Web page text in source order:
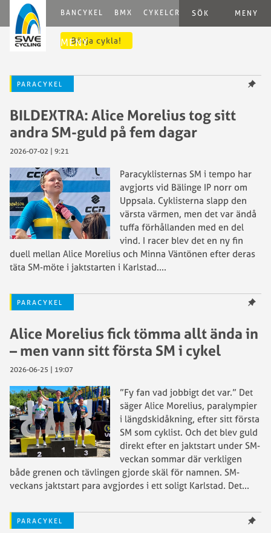
BANCYKEL BMX CYKELCROSS E-CYCLING
SÖK MENY
MENY
Börja cykla!
PARACYKEL
BILDEXTRA: Alice Morelius tog sitt
andra SM-guld på fem dagar
2026-07-02 | 9:21
Paracyklisternas SM i tempo har
avgjorts vid Bälinge IP norr om
Uppsala. Cyklisterna slapp den
värsta värmen, men det var ändå
tuffa förhållanden med en del
vind. I racer blev det en ny fin
duell mellan Alice Morelius och Minna Väntönen efter deras
täta SM-möte i jaktstarten i Karlstad....
PARACYKEL
Alice Morelius fick tömma allt ända in
– men vann sitt första SM i cykel
2026-06-25 | 19:07
”Fy fan vad jobbigt det var.” Det
säger Alice Morelius, paralympier
i längdskidåkning, efter sitt första
SM som cyklist. Och det blev guld
direkt efter en jaktstart under SM-
veckan sommar där verkligen
både grenen och tävlingen gjorde skäl för namnen. SM-
veckans jaktstart para avgjordes i ett soligt Karlstad. Det...
PARACYKEL